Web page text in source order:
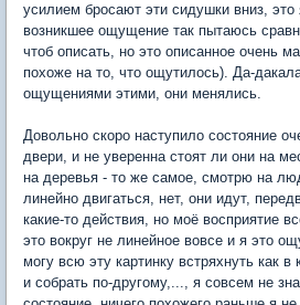
усилием бросают эти сидушки вниз,
возникшее ощущение так пытаюсь
чтоб описать, но это описанное очень
похоже на то, что ощутилось). Да-
ощущениями этими, они менялись.
Довольно скоро наступило состояние
двери, и не уверенна стоят ли они на
на деревья - то же самое, смотрю на
линейно двигаться, нет, они идут,
какие-то действия, но моё восприятие
это вокруг не линейное вовсе и я это
могу всю эту картинку встряхнуть как
и собрать по-другому,..., я совсем не